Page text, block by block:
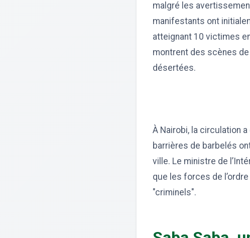
malgré les
manifestants ont
atteignant 10 victimes
montrent des scènes
désertées.
À Nairobi, la circulation
barrières de barbelés
ville. Le ministre de
que les forces de
"criminels".